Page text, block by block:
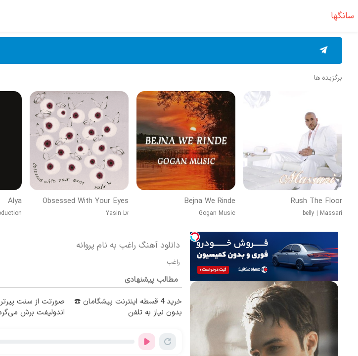
سانگها
برگزیده ها
Rush The Floor
belly | Massari
Bejna We Rinde
Gogan Music
Obsessed With Your Eyes
Yasin Lv
Alya
دانلود آهنگ راغب به نام پروانه
راغب
مطالب پیشنهادی
خرید 4 قسطه اینترنت پیشگامان ☎️
بدون نیاز به تلفن
صورتت از سنت
اندولیفت برش